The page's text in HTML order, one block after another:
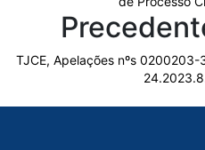
TJCE, Apelações nºs